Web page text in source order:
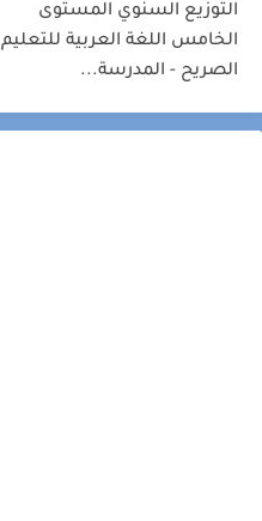
التوزيع السنوي المستوى
الخامس اللغة العربية للتعليم
الصريح - المدرسة...